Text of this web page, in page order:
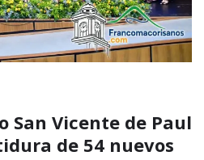
San Vicente de Paul
de 54 nuevos